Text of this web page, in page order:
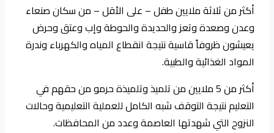
أكثر من ثلاثة ملايين طفل – على الأقل – من سكان صنعاء
وعدن وصعدة وتعز والحديدة والحوطة وإب وعتق وحرض
يعيشون ظروفاً قاسية نتيجة انقطاع المياه والكهرباء وندرة
المواد الغذائية والطبية.
أكثر من 5 ملايين من تلميذ وتلميذة حرمو من حقهم في
التعليم نتيجة التوقف شبه الكامل للعملية التعليمية وحالات
النزوح التي شهدتها العاصمة وعدد من المحافظات.